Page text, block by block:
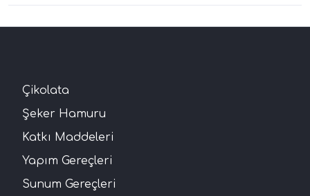
Çikolata
Şeker Hamuru
Katkı Maddeleri
Yapım Gereçleri
Sunum Gereçleri